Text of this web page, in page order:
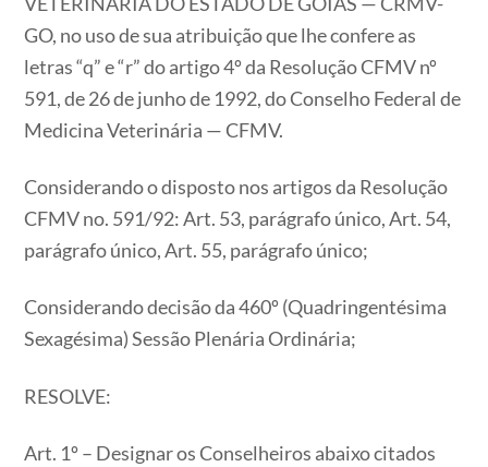
GO, no uso de sua atribuição que lhe confere as
letras “q” e “r” do artigo 4º da Resolução CFMV nº
591, de 26 de junho de 1992, do Conselho Federal de
Medicina Veterinária — CFMV.
Considerando o disposto nos artigos da Resolução
CFMV no. 591/92: Art. 53, parágrafo único, Art. 54,
parágrafo único, Art. 55, parágrafo único;
Considerando decisão da 460º (Quadringentésima
Sexagésima) Sessão Plenária Ordinária;
RESOLVE:
Art. 1º – Designar os Conselheiros abaixo citados